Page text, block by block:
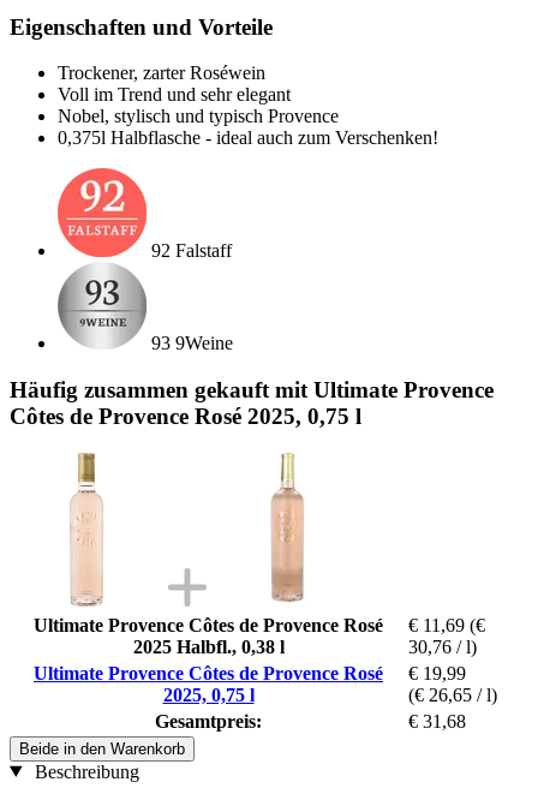
Eigenschaften und Vorteile
Trockener, zarter Roséwein
Voll im Trend und sehr elegant
Nobel, stylisch und typisch Provence
0,375l Halbflasche - ideal auch zum Verschenken!
92 Falstaff
93 9Weine
Häufig zusammen gekauft mit Ultimate Provence
Côtes de Provence Rosé 2025, 0,75 l
Ultimate Provence Côtes de Provence Rosé
2025 Halbfl., 0,38 l
€ 11,69 (€
30,76 / l)
Ultimate Provence Côtes de Provence Rosé
2025, 0,75 l
€ 19,99
(€ 26,65 / l)
Gesamtpreis:
€ 31,68
Beide in den Warenkorb
Beschreibung